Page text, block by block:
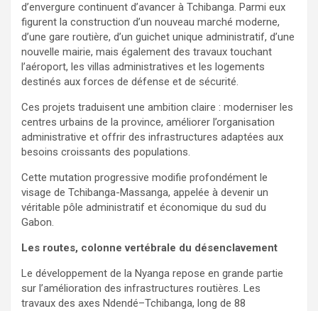
d’envergure continuent d’avancer à Tchibanga. Parmi eux
figurent la construction d’un nouveau marché moderne,
d’une gare routière, d’un guichet unique administratif, d’une
nouvelle mairie, mais également des travaux touchant
l’aéroport, les villas administratives et les logements
destinés aux forces de défense et de sécurité.
Ces projets traduisent une ambition claire : moderniser les
centres urbains de la province, améliorer l’organisation
administrative et offrir des infrastructures adaptées aux
besoins croissants des populations.
Cette mutation progressive modifie profondément le
visage de Tchibanga-Massanga, appelée à devenir un
véritable pôle administratif et économique du sud du
Gabon.
Les routes, colonne vertébrale du désenclavement
Le développement de la Nyanga repose en grande partie
sur l’amélioration des infrastructures routières. Les
travaux des axes Ndendé–Tchibanga, long de 88